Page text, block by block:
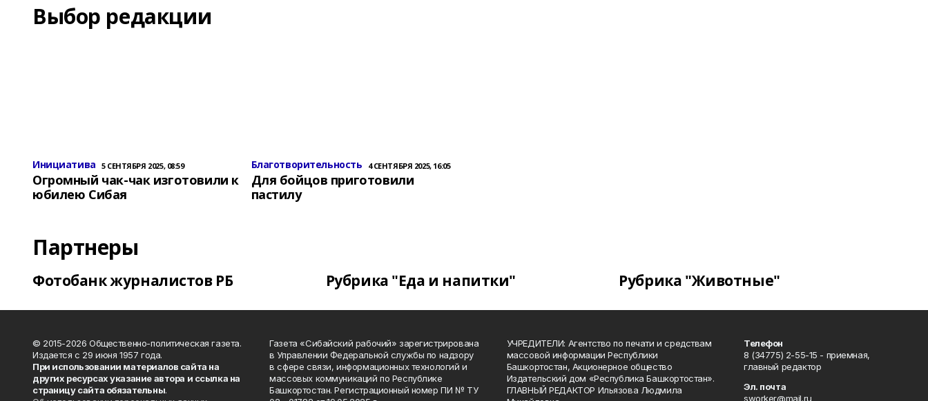
Выбор редакции
Инициатива 5 СЕНТЯБРЯ 2025, 08:59
Огромный чак-чак изготовили к
юбилею Сибая
Благотворительность 4 СЕНТЯБРЯ 2025, 16:05
Для бойцов приготовили
пастилу
Партнеры
Фотобанк журналистов РБ Рубрика "Еда и напитки" Рубрика "Животные"
© 2015-2026 Общественно-политическая газета.
Издается с 29 июня 1957 года.
При использовании материалов сайта на
других ресурсах указание автора и ссылка на
страницу сайта обязательны.
Газета «Сибайский рабочий» зарегистрирована
в Управлении Федеральной службы по надзору
в сфере связи, информационных технологий и
массовых коммуникаций по Республике
Башкортостан. Регистрационный номер ПИ № ТУ
УЧРЕДИТЕЛИ: Агентство по печати и средствам
массовой информации Республики
Башкортостан, Акционерное общество
Издательский дом «Республика Башкортостан».
ГЛАВНЫЙ РЕДАКТОР Ильязова Людмила
Телефон
8 (34775) 2-55-15 - приемная,
главный редактор
Эл. почта
sworker@mail.ru